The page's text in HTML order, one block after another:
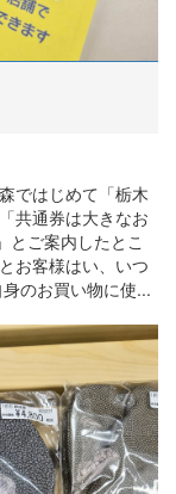
ではじめて「栃木
共通券は大きなお
とご案内したとこ
お客様はい、いつ
のお買い物に使...